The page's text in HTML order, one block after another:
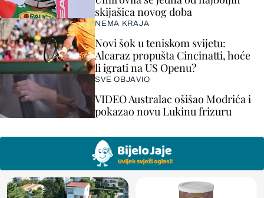
skijašica novog doba
NEMA KRAJA
Novi šok u teniskom svijetu:
Alcaraz propušta Cincinatti, hoće
li igrati na US Openu?
SVE OBJAVIO
VIDEO Australac ošišao Modrića i
pokazao novu Lukinu frizuru